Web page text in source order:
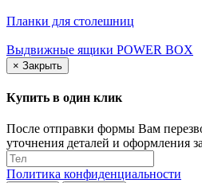
Планки для столешниц
Выдвижные ящики POWER BOX
× Закрыть
Купить в один клик
После отправки формы Вам
уточнения деталей и оформления
Политика конфиденциальности